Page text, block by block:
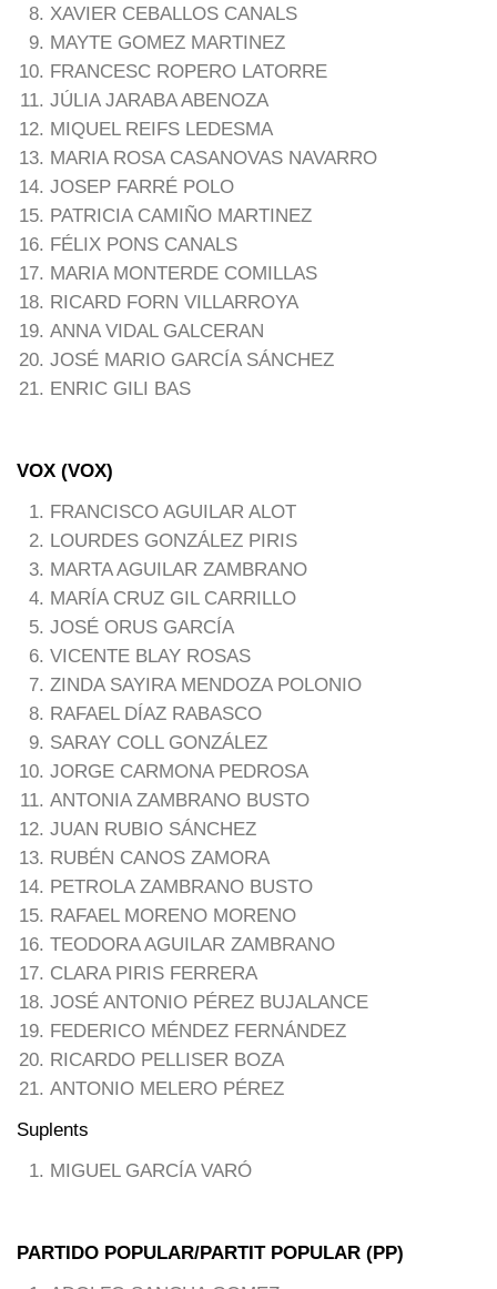
XAVIER CEBALLOS CANALS
MAYTE GOMEZ MARTINEZ
FRANCESC ROPERO LATORRE
JÚLIA JARABA ABENOZA
MIQUEL REIFS LEDESMA
MARIA ROSA CASANOVAS NAVARRO
JOSEP FARRÉ POLO
PATRICIA CAMIÑO MARTINEZ
FÉLIX PONS CANALS
MARIA MONTERDE COMILLAS
RICARD FORN VILLARROYA
ANNA VIDAL GALCERAN
JOSÉ MARIO GARCÍA SÁNCHEZ
ENRIC GILI BAS
VOX (VOX)
FRANCISCO AGUILAR ALOT
LOURDES GONZÁLEZ PIRIS
MARTA AGUILAR ZAMBRANO
MARÍA CRUZ GIL CARRILLO
JOSÉ ORUS GARCÍA
VICENTE BLAY ROSAS
ZINDA SAYIRA MENDOZA POLONIO
RAFAEL DÍAZ RABASCO
SARAY COLL GONZÁLEZ
JORGE CARMONA PEDROSA
ANTONIA ZAMBRANO BUSTO
JUAN RUBIO SÁNCHEZ
RUBÉN CANOS ZAMORA
PETROLA ZAMBRANO BUSTO
RAFAEL MORENO MORENO
TEODORA AGUILAR ZAMBRANO
CLARA PIRIS FERRERA
JOSÉ ANTONIO PÉREZ BUJALANCE
FEDERICO MÉNDEZ FERNÁNDEZ
RICARDO PELLISER BOZA
ANTONIO MELERO PÉREZ
Suplents
MIGUEL GARCÍA VARÓ
PARTIDO POPULAR/PARTIT POPULAR (PP)